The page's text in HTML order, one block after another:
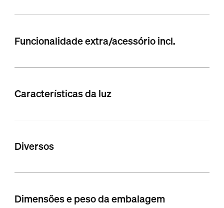
Funcionalidade extra/acessório incl.
Características da luz
Diversos
Dimensões e peso da embalagem